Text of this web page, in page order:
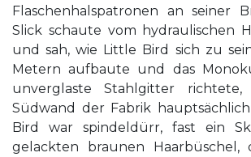
Flaschenhalspatronen an seiner
Slick schaute vom hydraulischen
und sah, wie Little Bird sich zu
Metern aufbaute und das
unverglaste Stahlgitter
Südwand der Fabrik
Bird war spindeldürr, fast ein
gelackten braunen Haarbüschel,